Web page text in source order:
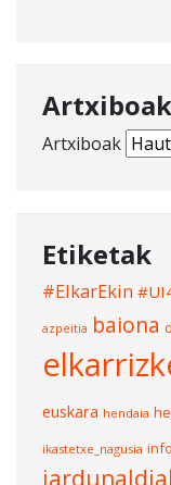
Artxiboak
Artxiboak
Etiketak
#ElkarEkin
azpeitia baiona
euskara hendaia
ikastetxe_nagusia